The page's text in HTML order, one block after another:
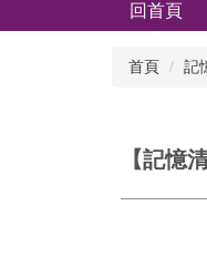
回首頁
首頁 記
【記憶